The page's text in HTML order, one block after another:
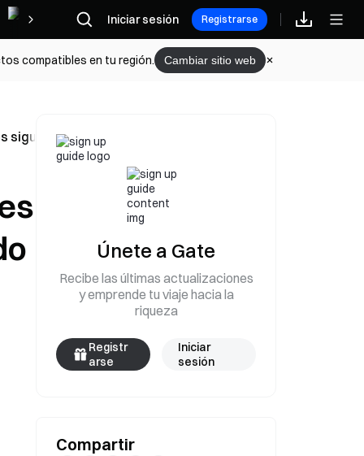
Recompensas
Iniciar sesión Registrarse
compatibles en tu región. Cambiar sitio web
siendo ilegales
Únete a Gate
Recibe las últimas actualizaciones
y emprende tu viaje hacia la
riqueza
Registr
arse
Iniciar
sesión
Compartir